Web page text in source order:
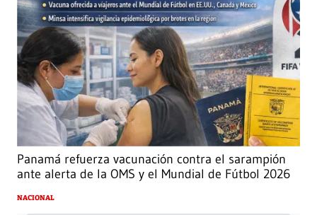
Panamá refuerza vacunación contra el sarampión
ante alerta de la OMS y el Mundial de Fútbol 2026
NACIONAL